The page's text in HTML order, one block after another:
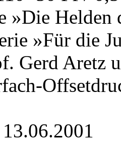
»Die
»Für die
Gerd Aretz